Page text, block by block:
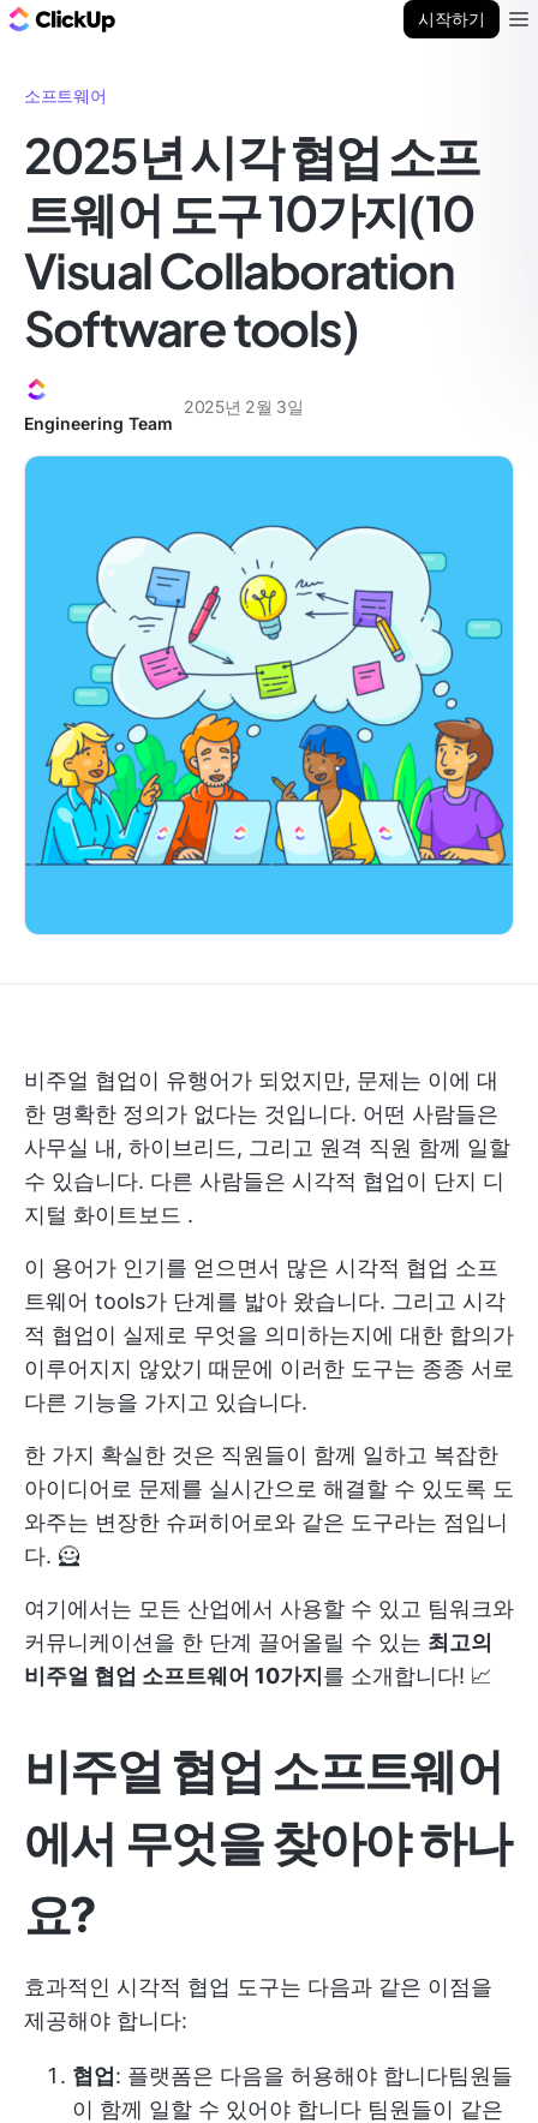
시작하기
소프트웨어
2025년 시각 협업 소프
트웨어 도구 10가지(10
Visual Collaboration
Software tools)
Engineering Team
2025년 2월 3일
비주얼 협업이 유행어가 되었지만, 문제는 이에 대
한 명확한 정의가 없다는 것입니다. 어떤 사람들은
사무실 내, 하이브리드, 그리고 원격 직원 함께 일할
수 있습니다. 다른 사람들은 시각적 협업이 단지 디
지털 화이트보드 .
이 용어가 인기를 얻으면서 많은 시각적 협업 소프
트웨어 tools가 단계를 밟아 왔습니다. 그리고 시각
적 협업이 실제로 무엇을 의미하는지에 대한 합의가
이루어지지 않았기 때문에 이러한 도구는 종종 서로
다른 기능을 가지고 있습니다.
한 가지 확실한 것은 직원들이 함께 일하고 복잡한
아이디어로 문제를 실시간으로 해결할 수 있도록 도
와주는 변장한 슈퍼히어로와 같은 도구라는 점입니
다. 🦸
여기에서는 모든 산업에서 사용할 수 있고 팀워크와
커뮤니케이션을 한 단계 끌어올릴 수 있는 최고의
비주얼 협업 소프트웨어 10가지 를 소개합니다! 📈
비주얼 협업 소프트웨어
에서 무엇을 찾아야 하나
요?
효과적인 시각적 협업 도구는 다음과 같은 이점을
제공해야 합니다:
협업 : 플랫폼은 다음을 허용해야 합니다팀원들
이 함께 일할 수 있어야 합니다 팀원들이 같은